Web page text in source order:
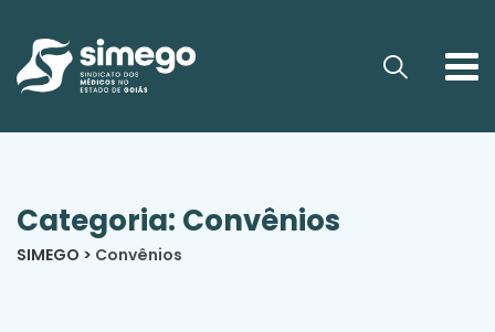
Categoria: Convênios
SIMEGO > Convênios